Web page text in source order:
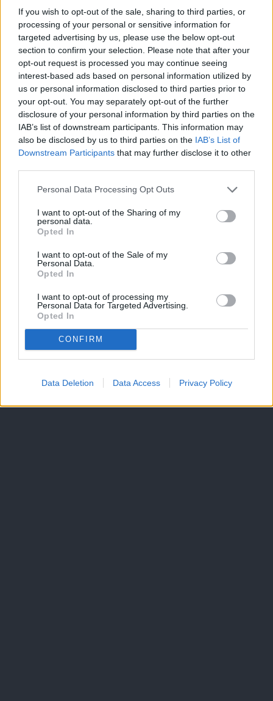
If you wish to opt-out of the sale, sharing to third parties, or
processing of your personal or sensitive information for
targeted advertising by us, please use the below opt-out
section to confirm your selection. Please note that after your
opt-out request is processed you may continue seeing
interest-based ads based on personal information utilized by
us or personal information disclosed to third parties prior to
your opt-out. You may separately opt-out of the further
disclosure of your personal information by third parties on the
IAB’s list of downstream participants. This information may
also be disclosed by us to third parties on the IAB’s List of
Downstream Participants that may further disclose it to other
Personal Data Processing Opt Outs
I want to opt-out of the Sharing of my
personal data.
Opted In
I want to opt-out of the Sale of my
Personal Data.
Opted In
I want to opt-out of processing my
Personal Data for Targeted Advertising.
Opted In
CONFIRM
Data Deletion Data Access Privacy Policy